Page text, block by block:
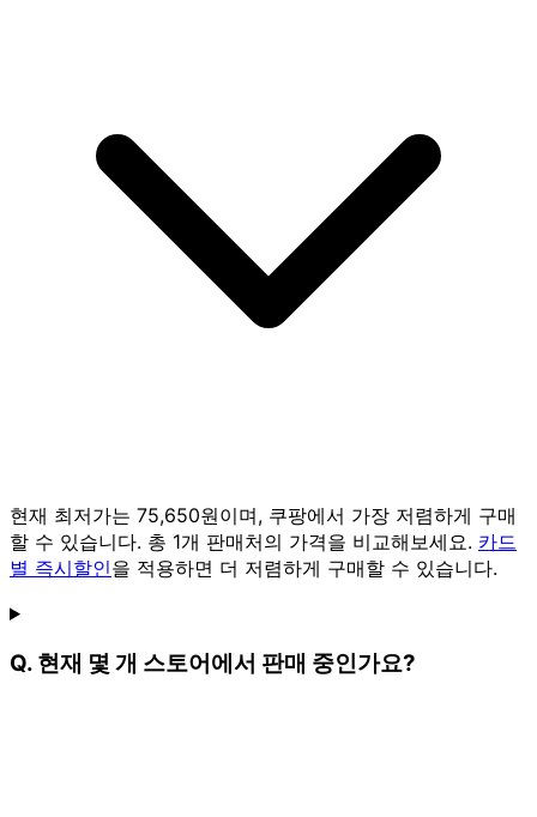
현재 최저가는 75,650원이며, 쿠팡에서 가장 저렴하게 구매
할 수 있습니다. 총 1개 판매처의 가격을 비교해보세요. 카드
별 즉시할인을 적용하면 더 저렴하게 구매할 수 있습니다.
Q. 현재 몇 개 스토어에서 판매 중인가요?